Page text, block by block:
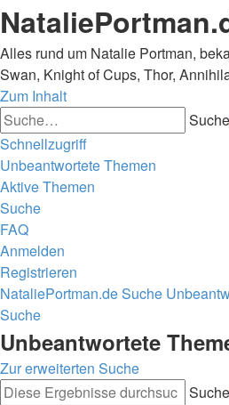
Alles rund um Natalie Portman,
Swan, Knight of Cups, Thor,
Zum Inhalt
Suche
Schnellzugriff
Unbeantwortete Themen
Aktive Themen
Suche
FAQ
Anmelden
Registrieren
NataliePortman.deSuche
Suche
Unbeantwortete
Zur erweiterten Suche
Suche